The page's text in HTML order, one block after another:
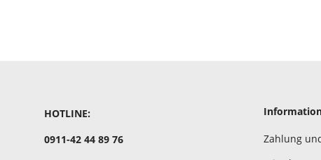
HOTLINE:
0911-42 44 89 76
Zahlung